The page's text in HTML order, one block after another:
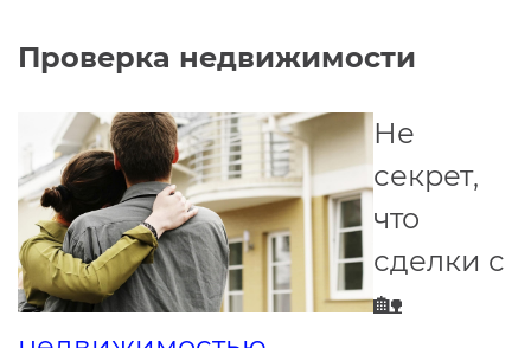
Проверка недвижимости
Не
секрет,
что
сделки с
🏡